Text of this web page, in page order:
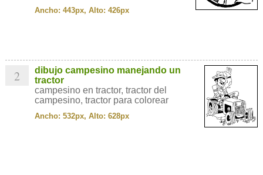
Ancho: 443px, Alto: 426px
2
dibujo campesino manejando un
tractor
campesino en tractor, tractor del
campesino, tractor para colorear
Ancho: 532px, Alto: 628px